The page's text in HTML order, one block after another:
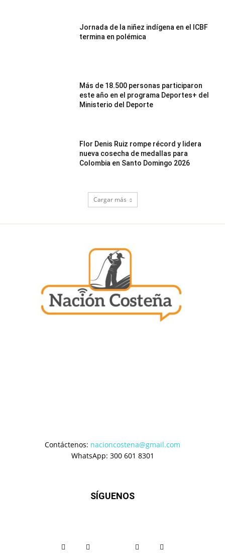
Jornada de la niñez indígena en el ICBF
termina en polémica
Más de 18.500 personas participaron
este año en el programa Deportes+ del
Ministerio del Deporte
Flor Denis Ruiz rompe récord y lidera
nueva cosecha de medallas para
Colombia en Santo Domingo 2026
Cargar más
Contáctenos: nacioncostena@gmail.com
WhatsApp: 300 601 8301
SÍGUENOS